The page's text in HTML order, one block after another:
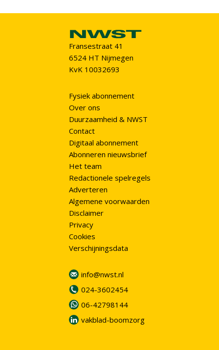
Fransestraat 41
6524 HT Nijmegen
KvK 10032693
Fysiek abonnement
Over ons
Duurzaamheid & NWST
Contact
Digitaal abonnement
Abonneren nieuwsbrief
Het team
Redactionele spelregels
Adverteren
Algemene voorwaarden
Disclaimer
Privacy
Cookies
Verschijningsdata
info@nwst.nl
024-3602454
06-42798144
vakblad-boomzorg